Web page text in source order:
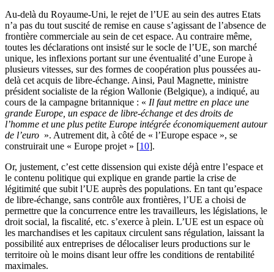
Au-delà du Royaume-Uni, le rejet de l’UE au sein des autres Etats
n’a pas du tout suscité de remise en cause s’agissant de l’absence de
frontière commerciale au sein de cet espace. Au contraire même,
toutes les déclarations ont insisté sur le socle de l’UE, son marché
unique, les inflexions portant sur une éventualité d’une Europe à
plusieurs vitesses, sur des formes de coopération plus poussées au-
delà cet acquis de libre-échange. Ainsi, Paul Magnette, ministre
président socialiste de la région Wallonie (Belgique), a indiqué, au
cours de la campagne britannique : « Il faut mettre en place une
grande Europe, un espace de libre-échange et des droits de
l’homme et une plus petite Europe intégrée économiquement autour
de l’euro ». Autrement dit, à côté de « l’Europe espace », se
construirait une « Europe projet » [10].
Or, justement, c’est cette dissension qui existe déjà entre l’espace et
le contenu politique qui explique en grande partie la crise de
légitimité que subit l’UE auprès des populations. En tant qu’espace
de libre-échange, sans contrôle aux frontières, l’UE a choisi de
permettre que la concurrence entre les travailleurs, les législations, le
droit social, la fiscalité, etc. s’exerce à plein. L’UE est un espace où
les marchandises et les capitaux circulent sans régulation, laissant la
possibilité aux entreprises de délocaliser leurs productions sur le
territoire où le moins disant leur offre les conditions de rentabilité
maximales.